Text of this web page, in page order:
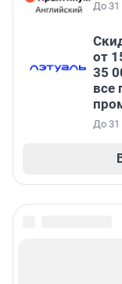
До 31
от
35
все
До 31